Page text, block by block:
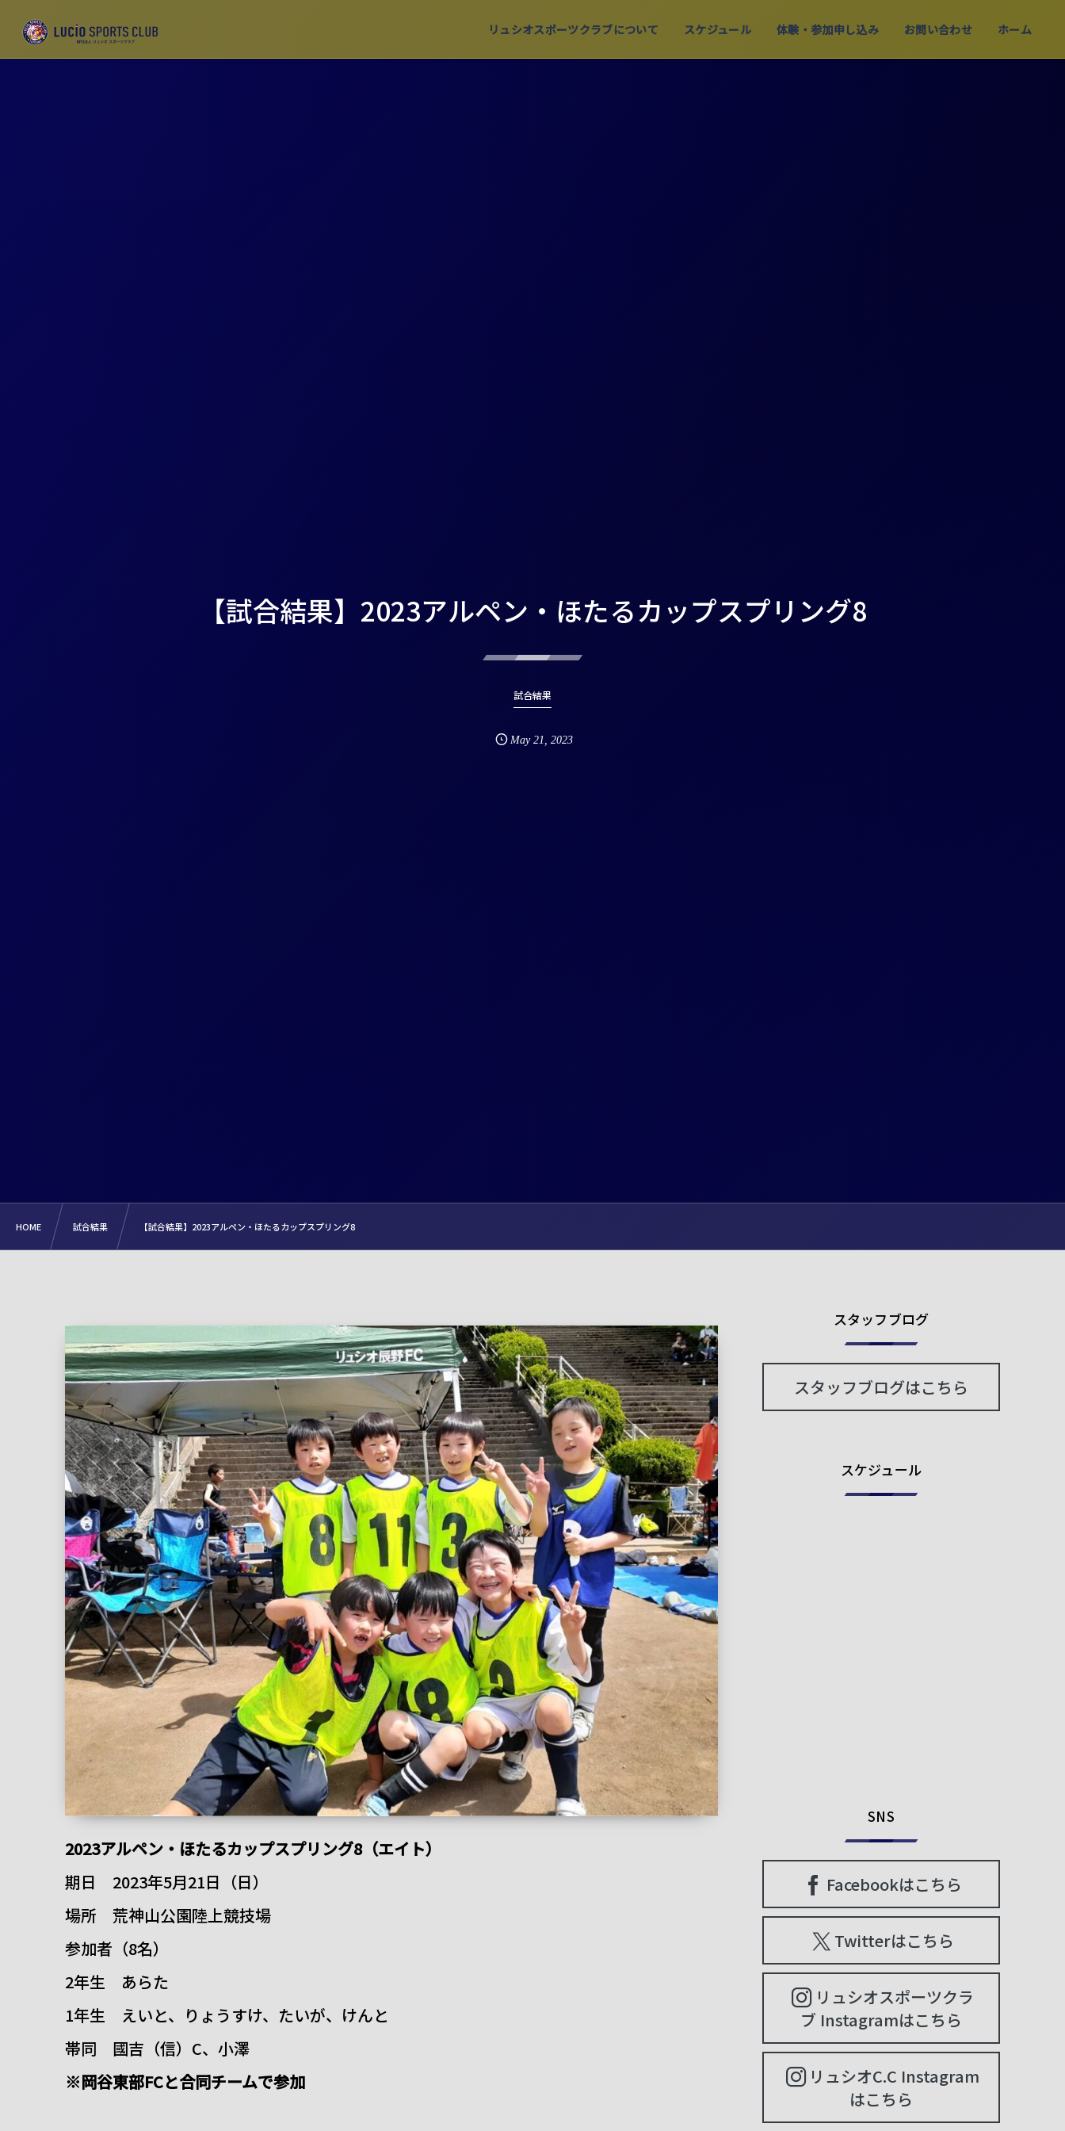
リュシオスポーツクラブについて スケジュール 体験・参加申し込み お問い合わせ ホーム
【試合結果】2023アルペン・ほたるカップスプリング8
試合結果
May 21,2023
HOME 試合結果 【試合結果】2023アルペン・ほたるカップスプリング8
2023アルペン・ほたるカップスプリング8（エイト）
期日 2023年5月21日（日）
場所 荒神山公園陸上競技場
参加者（8名）
2年生 あらた
1年生 えいと、りょうすけ、たいが、けんと
帯同 國吉（信）C、小澤
※岡谷東部FCと合同チームで参加
スタッフブログ
スタッフブログはこちら
スケジュール
SNS
Facebookはこちら
Twitterはこちら
リュシオスポーツクラ
ブ Instagramはこちら
リュシオC.C Instagram
はこちら